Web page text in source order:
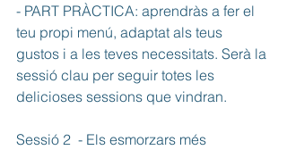
- PART PRÀCTICA: aprendràs a fer el
teu propi menú, adaptat als teus
gustos i a les teves necessitats. Serà la
sessió clau per seguir totes les
delicioses sessions que vindran.
Sessió 2  - Els esmorzars més